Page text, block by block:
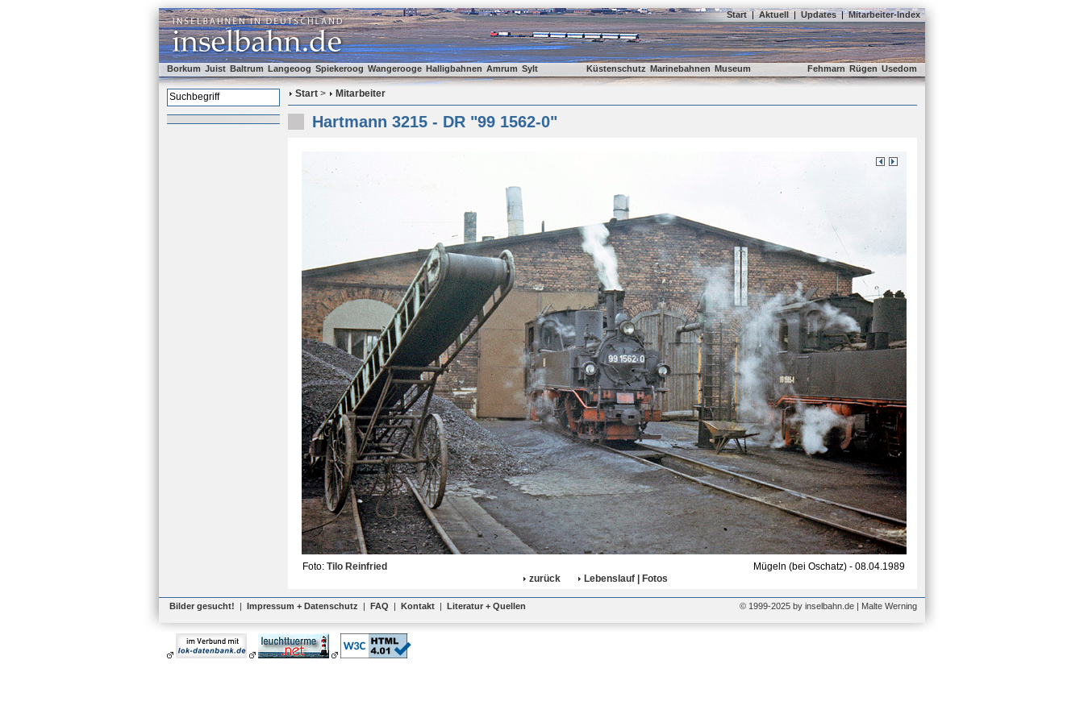
Start | Aktuell | Updates | Mitarbeiter-Index
Borkum Juist Baltrum Langeoog Spiekeroog Wangerooge Halligbahnen Amrum Sylt Küstenschutz Marinebahnen Museum Fehmarn Rügen Usedom
Start > Mitarbeiter
Hartmann 3215 - DR "99 1562-0"
Foto: Tilo Reinfried
Mügeln (bei Oschatz) - 08.04.1989
zurück
Lebenslauf | Fotos
Bilder gesucht! | Impressum + Datenschutz | FAQ | Kontakt | Literatur + Quellen © 1999-2025 by inselbahn.de | Malte Werning